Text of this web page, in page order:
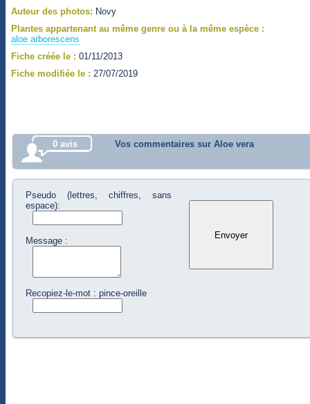
Auteur des photos: Novy
Plantes appartenant au même genre ou à la même espèce :
aloe arborescens
Fiche créée le : 01/11/2013
Fiche modifiée le : 27/07/2019
0 avis Vos commentaires sur Aloe vera
Pseudo (lettres, chiffres, sans
espace):
Message :
Recopiez-le-mot : pince-oreille